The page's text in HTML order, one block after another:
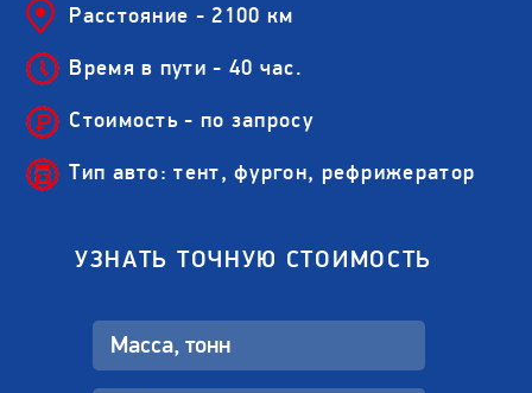
Расстояние - 2100 км
Время в пути - 40 час.
Стоимость - по запросу
Тип авто: тент, фургон, рефрижератор
УЗНАТЬ ТОЧНУЮ СТОИМОСТЬ